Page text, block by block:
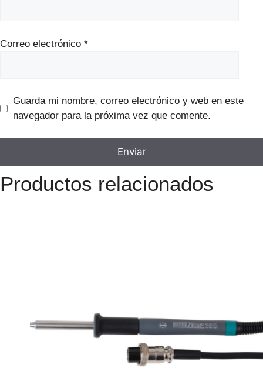
Correo electrónico *
Guarda mi nombre, correo electrónico y web en este
navegador para la próxima vez que comente.
Productos relacionados